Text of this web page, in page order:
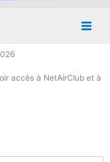
accès à NetAirClub et à